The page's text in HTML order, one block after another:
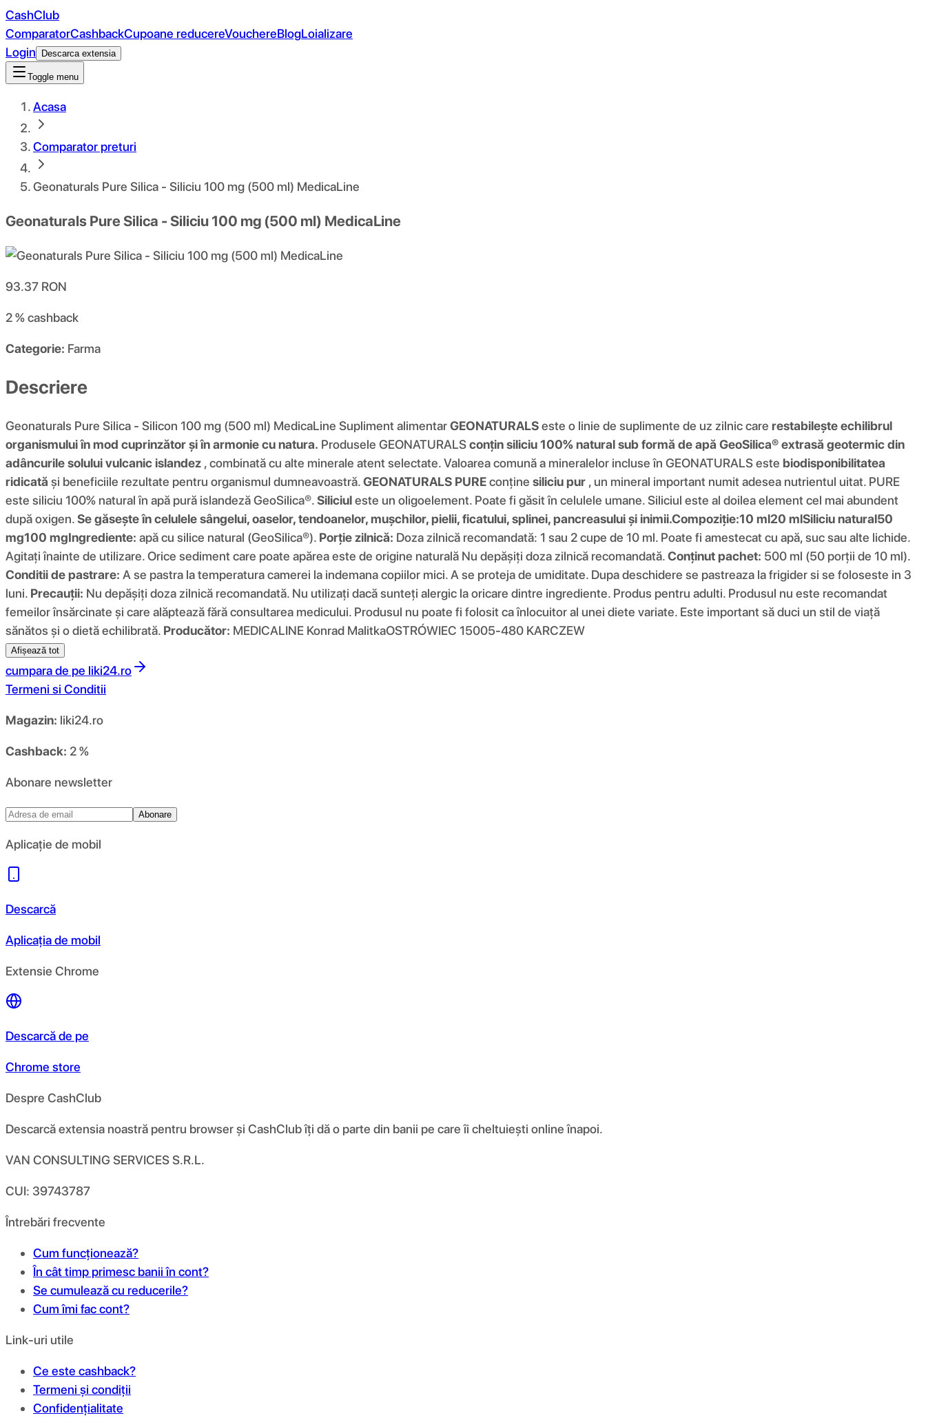
CashClub
ComparatorCashbackCupoane reducereVouchereBlogLoializare
Login
Descarca extensia
Toggle menu
Acasa
Comparator preturi
Geonaturals Pure Silica - Siliciu 100 mg (500 ml) MedicaLine
Geonaturals Pure Silica - Siliciu 100 mg (500 ml) MedicaLine
93.37 RON
2 %cashback
Categorie: Farma
Descriere
Geonaturals Pure Silica - Silicon 100 mg (500 ml) MedicaLine Supliment alimentarGEONATURALSeste o linie de suplimente de uz zilnic care restabilește echilibrul
organismului în mod cuprinzător și în armonie cu natura. Produsele GEONATURALSconțin siliciu 100% natural sub formă de apă GeoSilica® extrasă geotermic din
adâncurile solului vulcanic islandez , combinată cu alte minerale atent selectate. Valoarea comună a mineralelor incluse în GEONATURALS este biodisponibilitatea
ridicată și beneficiile rezultate pentru organismul dumneavoastră.GEONATURALS PUREconține siliciu pur , un mineral important numit adesea nutrientul uitat. PURE
este siliciu 100% natural în apă pură islandeză GeoSilica®.Siliciuleste un oligoelement. Poate fi găsit în celulele umane. Siliciul este al doilea element cel mai abundent
după oxigen.Se găsește în celulele sângelui, oaselor, tendoanelor, mușchilor, pielii, ficatului, splinei, pancreasului și inimii.Compoziţie:10 ml20 mlSiliciu natural50
mg100 mgIngrediente: apă cu silice natural (GeoSilica®). Porție zilnică: Doza zilnică recomandată: 1 sau 2 cupe de 10 ml. Poate fi amestecat cu apă, suc sau alte lichide.
Agitați înainte de utilizare. Orice sediment care poate apărea este de origine naturală Nu depășiți doza zilnică recomandată.Conținut pachet: 500 ml (50 porții de 10 ml).
Conditii de pastrare: A se pastra la temperatura camerei la indemana copiilor mici. A se proteja de umiditate. Dupa deschidere se pastreaza la frigider si se foloseste in 3
luni. Precauții: Nu depășiți doza zilnică recomandată. Nu utilizați dacă sunteți alergic la oricare dintre ingrediente. Produs pentru adulti. Produsul nu este recomandat
femeilor însărcinate și care alăptează fără consultarea medicului. Produsul nu poate fi folosit ca înlocuitor al unei diete variate. Este important să duci un stil de viață
sănătos și o dietă echilibrată. Producător: MEDICALINE Konrad MalitkaOSTRÓWIEC 15005-480 KARCZEW
Afișează tot
cumpara de pe liki24.ro
Termeni si Conditii
Magazin: liki24.ro
Cashback: 2 %
Abonare newsletter
Abonare
Aplicație de mobil
Descarcă
Aplicația de mobil
Extensie Chrome
Descarcă de pe
Chrome store
Despre CashClub
Descarcă extensia noastră pentru browser și CashClub îți dă o parte din banii pe care îi cheltuiești online înapoi.
VAN CONSULTING SERVICES S.R.L.
CUI: 39743787
Întrebări frecvente
Cum funcționează?
În cât timp primesc banii în cont?
Se cumulează cu reducerile?
Cum îmi fac cont?
Link-uri utile
Ce este cashback?
Termeni și condiții
Confidențialitate